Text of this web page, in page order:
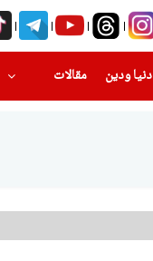
دنيا ودين
(current) مقالات